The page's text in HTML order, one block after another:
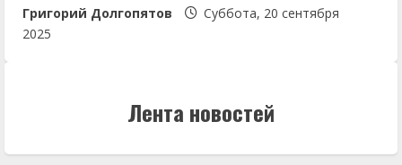
Григорий Долгопятов
Суббота, 20 сентября
2025
Лента новостей